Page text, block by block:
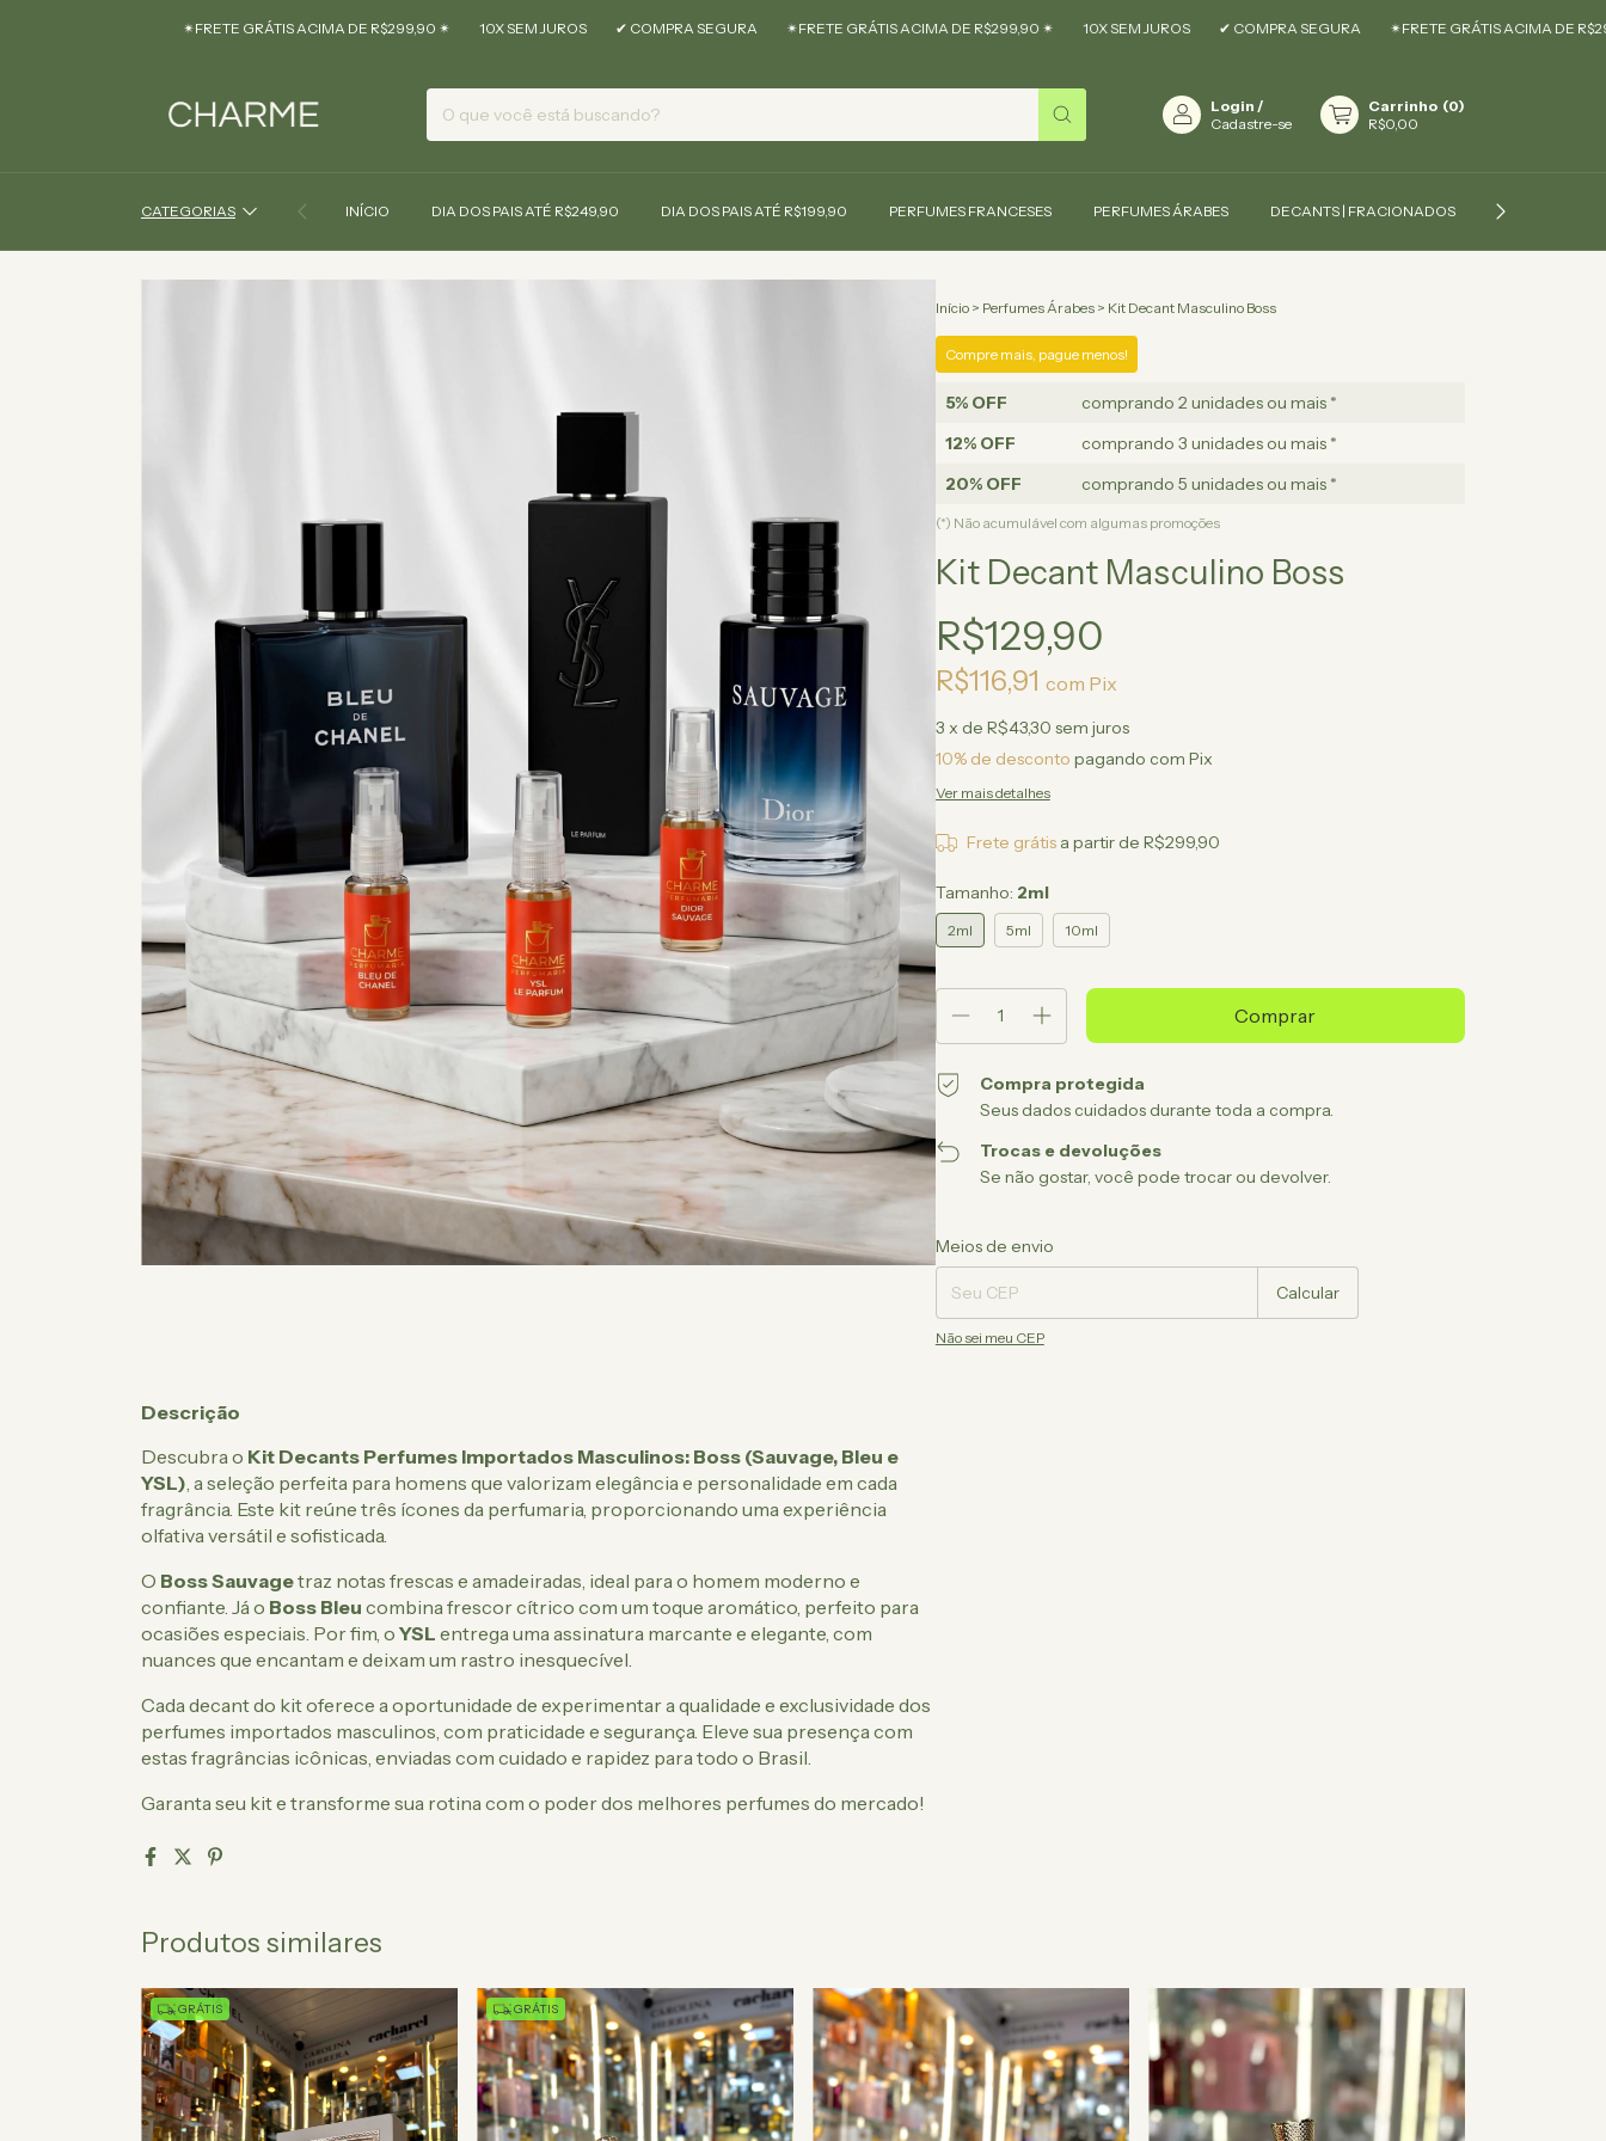
✴︎FRETE GRÁTIS ACIMA DE R$299,90 ✴︎ 10X SEM JUROS ✔ COMPRA SEGURA ✴︎FRETE GRÁTIS ACIMA DE R$299,90 ✴︎ 10X SEM JUROS ✔ COMPRA SEGURA ✴︎FRETE GRÁTIS ACIMA DE R$299,90 ✴︎
Login /
Cadastre-se
Carrinho (0)
R$0,00
CATEGORIAS INÍCIO DIA DOS PAIS ATÉ R$249,90 DIA DOS PAIS ATÉ R$199,90 PERFUMES FRANCESES PERFUMES ÁRABES DECANTS | FRACIONADOS COMPRE POR
Início > Perfumes Árabes > Kit Decant Masculino Boss
Compre mais, pague menos!
5% OFF
comprando 2 unidades ou mais *
12% OFF
comprando 3 unidades ou mais *
20% OFF
comprando 5 unidades ou mais *
(*) Não acumulável com algumas promoções
Kit Decant Masculino Boss
R$129,90
R$116,91 com Pix
3 x de R$43,30 sem juros
10% de desconto pagando com Pix
Ver mais detalhes
Frete grátis a partir deR$299,90
Tamanho: 2ml
2ml 5ml 10ml
Compra protegida
Seus dados cuidados durante toda a compra.
Trocas e devoluções
Se não gostar, você pode trocar ou devolver.
Entregas para o CEP:
Meios de envio
Calcular
Não sei meu CEP
Descrição
Descubra o Kit Decants Perfumes Importados Masculinos: Boss (Sauvage, Bleu e
YSL) , a seleção perfeita para homens que valorizam elegância e personalidade em cada
fragrância. Este kit reúne três ícones da perfumaria, proporcionando uma experiência
olfativa versátil e sofisticada.
O Boss Sauvagetraz notas frescas e amadeiradas, ideal para o homem moderno e
confiante. Já o Boss Bleu combina frescor cítrico com um toque aromático, perfeito para
ocasiões especiais. Por fim, o YSL entrega uma assinatura marcante e elegante, com
nuances que encantam e deixam um rastro inesquecível.
Cada decant do kit oferece a oportunidade de experimentar a qualidade e exclusividade dos
perfumes importados masculinos, com praticidade e segurança. Eleve sua presença com
estas fragrâncias icônicas, enviadas com cuidado e rapidez para todo o Brasil.
Garanta seu kit e transforme sua rotina com o poder dos melhores perfumes do mercado!
Produtos similares
GRÁTIS GRÁTIS